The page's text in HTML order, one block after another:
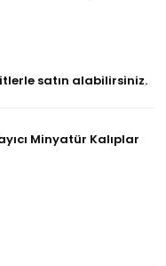
satın alabilirsiniz.
Minyatür Kalıplar